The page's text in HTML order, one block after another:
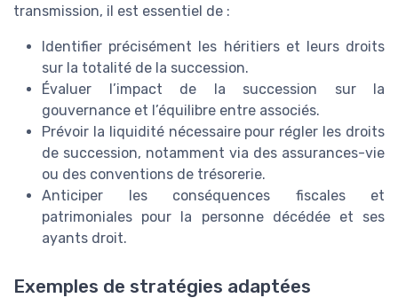
transmission, il est essentiel de :
Identifier précisément les héritiers et leurs droits
sur la totalité de la succession.
Évaluer l’impact de la succession sur la
gouvernance et l’équilibre entre associés.
Prévoir la liquidité nécessaire pour régler les droits
de succession, notamment via des assurances-vie
ou des conventions de trésorerie.
Anticiper les conséquences fiscales et
patrimoniales pour la personne décédée et ses
ayants droit.
Exemples de stratégies adaptées